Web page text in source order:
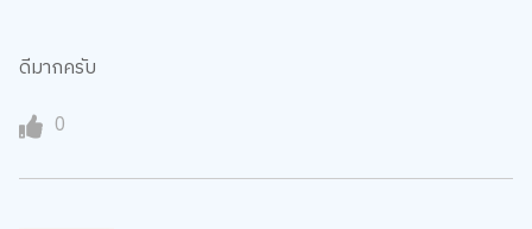
ดีมากครับ
0